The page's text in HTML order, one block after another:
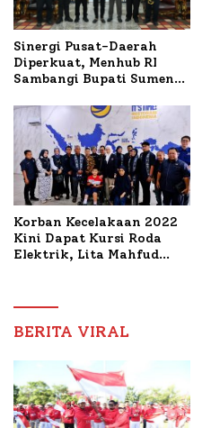
Sinergi Pusat-Daerah
Diperkuat, Menhub RI
Sambangi Bupati Sumenep
Mutiara Sentosa II
Korban Kecelakaan 2022
Kini Dapat Kursi Roda
Elektrik, Lita Mahfud
Nabil
BERITA VIRAL